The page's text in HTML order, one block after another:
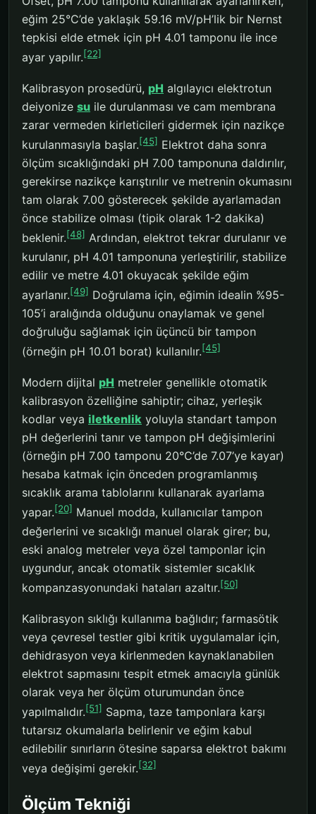
eğim 25°C’de yaklaşık 59.16 mV/pH’lik bir Nernst
tepkisi elde etmek için pH 4.01 tamponu ile ince
ayar yapılır.[22]
Kalibrasyon prosedürü, pH algılayıcı elektrotun
deiyonize su ile durulanması ve cam membrana
zarar vermeden kirleticileri gidermek için nazikçe
kurulanmasıyla başlar.[45] Elektrot daha sonra
ölçüm sıcaklığındaki pH 7.00 tamponuna daldırılır,
gerekirse nazikçe karıştırılır ve metrenin okumasını
tam olarak 7.00 gösterecek şekilde ayarlamadan
önce stabilize olması (tipik olarak 1-2 dakika)
beklenir.[48] Ardından, elektrot tekrar durulanır ve
kurulanır, pH 4.01 tamponuna yerleştirilir, stabilize
edilir ve metre 4.01 okuyacak şekilde eğim
ayarlanır.[49] Doğrulama için, eğimin idealin %95-
105’i aralığında olduğunu onaylamak ve genel
doğruluğu sağlamak için üçüncü bir tampon
(örneğin pH 10.01 borat) kullanılır.[45]
Modern dijital pH metreler genellikle otomatik
kalibrasyon özelliğine sahiptir; cihaz, yerleşik
kodlar veya iletkenlik yoluyla standart tampon
pH değerlerini tanır ve tampon pH değişimlerini
(örneğin pH 7.00 tamponu 20°C’de 7.07’ye kayar)
hesaba katmak için önceden programlanmış
sıcaklık arama tablolarını kullanarak ayarlama
yapar.[20] Manuel modda, kullanıcılar tampon
değerlerini ve sıcaklığı manuel olarak girer; bu,
eski analog metreler veya özel tamponlar için
uygundur, ancak otomatik sistemler sıcaklık
kompanzasyonundaki hataları azaltır.[50]
Kalibrasyon sıklığı kullanıma bağlıdır; farmasötik
veya çevresel testler gibi kritik uygulamalar için,
dehidrasyon veya kirlenmeden kaynaklanabilen
elektrot sapmasını tespit etmek amacıyla günlük
olarak veya her ölçüm oturumundan önce
yapılmalıdır.[51] Sapma, taze tamponlara karşı
tutarsız okumalarla belirlenir ve eğim kabul
edilebilir sınırların ötesine saparsa elektrot bakımı
veya değişimi gerekir.[32]
Ölçüm Tekniği